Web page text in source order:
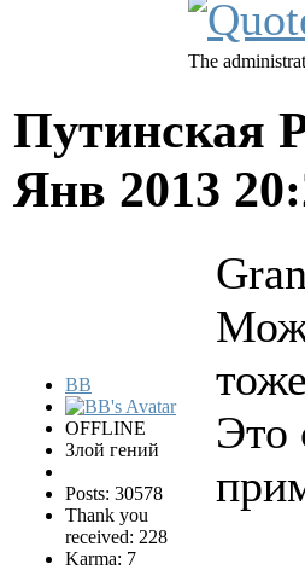
The
Путинская
Янв 2013
BB
OFFLINE
Злой гений
Posts: 30578
Thank you
received: 228
Karma: 7
Это